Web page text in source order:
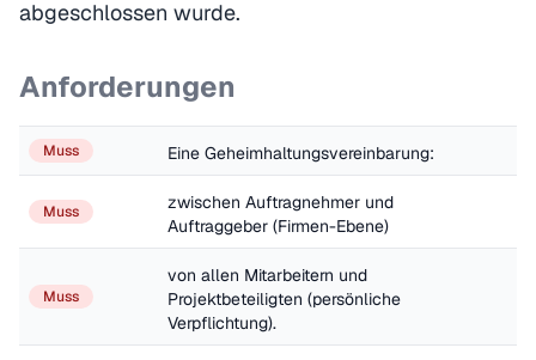
abgeschlossen wurde.
Anforderungen
Muss Eine Geheimhaltungsvereinbarung:
Muss
zwischen Auftragnehmer und
Auftraggeber (Firmen-Ebene)
Muss
von allen Mitarbeitern und
Projektbeteiligten (persönliche
Verpflichtung).